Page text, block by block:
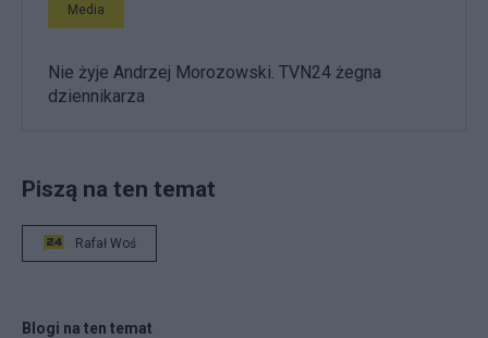
Media
Nie żyje Andrzej Morozowski. TVN24 żegna
dziennikarza
Piszą na ten temat
Rafał Woś
Blogi na ten temat